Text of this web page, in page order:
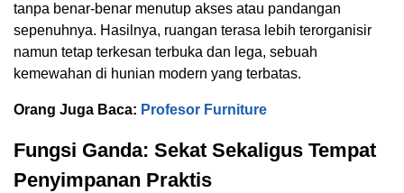
tanpa benar-benar menutup akses atau pandangan
sepenuhnya. Hasilnya, ruangan terasa lebih terorganisir
namun tetap terkesan terbuka dan lega, sebuah
kemewahan di hunian modern yang terbatas.
Orang Juga Baca: Profesor Furniture
Fungsi Ganda: Sekat Sekaligus Tempat
Penyimpanan Praktis